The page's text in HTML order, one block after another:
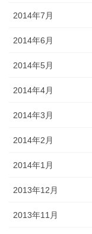
2014年7月
2014年6月
2014年5月
2014年4月
2014年3月
2014年2月
2014年1月
2013年12月
2013年11月